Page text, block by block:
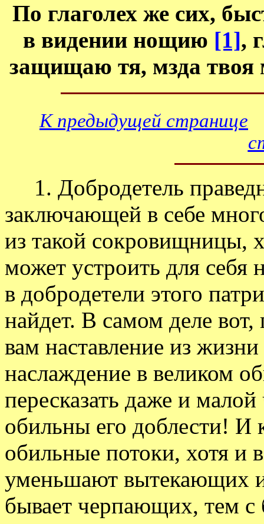
По глаголех же сих,
в видении нощию [1],
защищаю тя, мзда твоя
К предыдущей странице
1. Добродетель
заключающей в себе
из такой сокровищницы,
может устроить для себя
в добродетели этого
найдет. В самом деле
вам наставление из
наслаждение в великом
пересказать даже и
обильны его доблести! И
обильные потоки, хотя и
уменьшают вытекающих
бывает черпающих, тем